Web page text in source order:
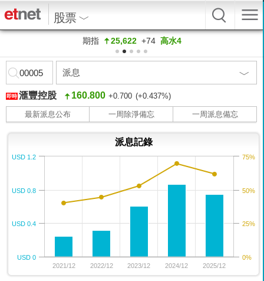
國指 8,520 +21
00005
即時 滙豐控股 160.800 +0.700 (+0.437%)
最新派息公布 一周除淨備忘 一周派息備忘
派息記錄
2021/12 2022/12 2023/12 2024/12 2025/12
0%
25%
50%
75%
USD 0
USD 0.4
USD 0.8
USD 1.2
股票
即時報價 指數 行業/概念 當炒